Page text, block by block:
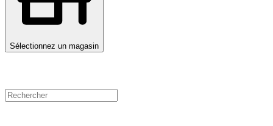
Sélectionnez un magasin